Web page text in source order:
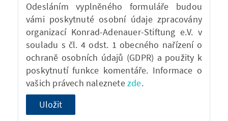
Odesláním vyplněného formuláře budou
vámi poskytnuté osobní údaje zpracovány
organizací Konrad-Adenauer-Stiftung e.V. v
souladu s čl. 4 odst. 1 obecného nařízení o
ochraně osobních údajů (GDPR) a použity k
poskytnutí funkce komentáře. Informace o
vašich právech naleznetezde.
Uložit